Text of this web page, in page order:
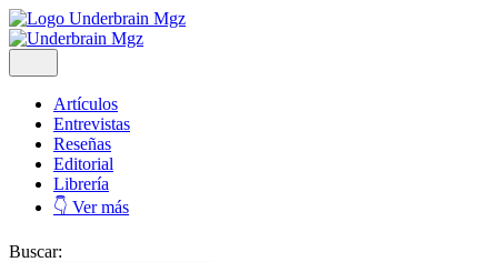
Artículos
Entrevistas
Reseñas
Editorial
Librería
👇 Ver más
Buscar: